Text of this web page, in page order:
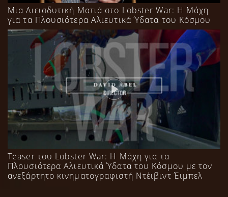
Μια Διεισδυτική Ματιά στο Lobster War: Η Μάχη
για τα Πλουσιότερα Αλιευτικά Ύδατα του Κόσμου
Teaser του Lobster War: Η Μάχη για τα
Πλουσιότερα Αλιευτικά Ύδατα του Κόσμου με τον
ανεξάρτητο κινηματογραφιστή Ντέιβιντ Έιμπελ